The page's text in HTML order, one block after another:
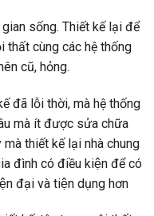
sống. Thiết kế lại để
thất cùng các hệ thống
cũ, hỏng.
đã lỗi thời, mà hệ thống
mà ít được sửa chữa
thiết kế lại nhà chung
đình có điều kiện để có
đại và tiện dụng hơn